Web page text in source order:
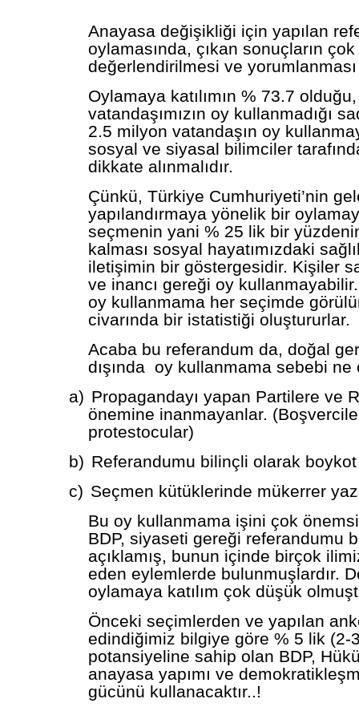
Anayasa değişikliği için yapılan
oylamasında, çıkan sonuçların
değerlendirilmesi ve
Oylamaya katılımın % 73.7
vatandaşımızın oy kullanmadığı
2.5 milyon vatandaşın oy
sosyal ve siyasal bilimciler
dikkate alınmalıdır.
Çünkü, Türkiye Cumhuriyeti’nin
yapılandırmaya yönelik bir
seçmenin yani % 25 lik bir
kalması sosyal hayatımızdaki
iletişimin bir göstergesidir. Kişiler
ve inancı gereği oy
oy kullanmama her seçimde
civarında bir istatistiği oluştururlar.
Acaba bu referandum da, doğal
dışında oy kullanmama sebebi ne
a) Propagandayı yapan Partilere ve
önemine inanmayanlar.
protestocular)
b) Referandumu bilinçli olarak
c) Seçmen kütüklerinde mükerrer
Bu oy kullanmama işini çok
BDP, siyaseti gereği referandumu
açıklamış, bunun içinde birçok
eden eylemlerde bulunmuşlardır.
oylamaya katılım çok düşük
Önceki seçimlerden ve yapılan
edindiğimiz bilgiye göre % 5 lik (2-
potansiyeline sahip olan BDP,
anayasa yapımı ve
gücünü kullanacaktır..!